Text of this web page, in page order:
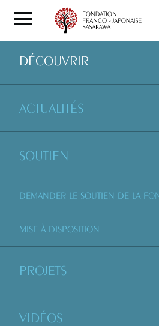
DÉCOUVRIR
ACTUALITÉS
SOUTIEN
DEMANDER LE SOUTIEN DE LA
MISE À DISPOSITION
PROJETS
VIDÉOS